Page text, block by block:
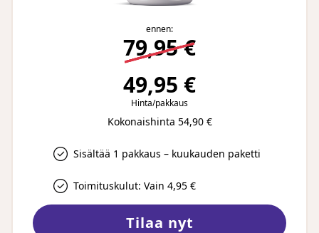
ennen:
79,95 €
49,95 €
Hinta/pakkaus
Kokonaishinta 54,90 €
Sisältää 1 pakkaus – kuukauden paketti
Toimituskulut: Vain 4,95 €
Tilaa nyt